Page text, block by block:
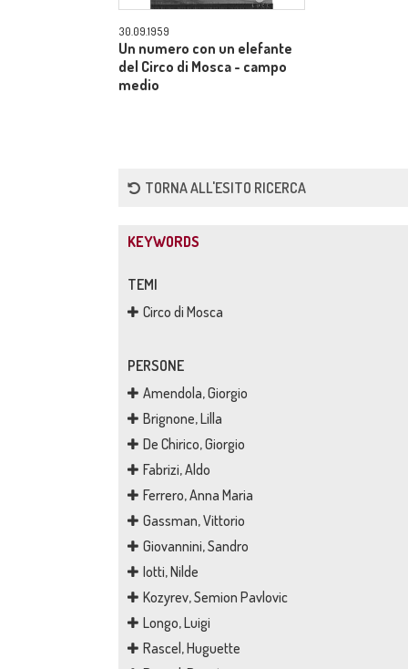
30.09.1959
Un numero con un elefante
del Circo di Mosca - campo
medio
TORNA ALL'ESITO RICERCA
KEYWORDS
TEMI
Circo di Mosca
PERSONE
Amendola, Giorgio
Brignone, Lilla
De Chirico, Giorgio
Fabrizi, Aldo
Ferrero, Anna Maria
Gassman, Vittorio
Giovannini, Sandro
Iotti, Nilde
Kozyrev, Semion Pavlovic
Longo, Luigi
Rascel, Huguette